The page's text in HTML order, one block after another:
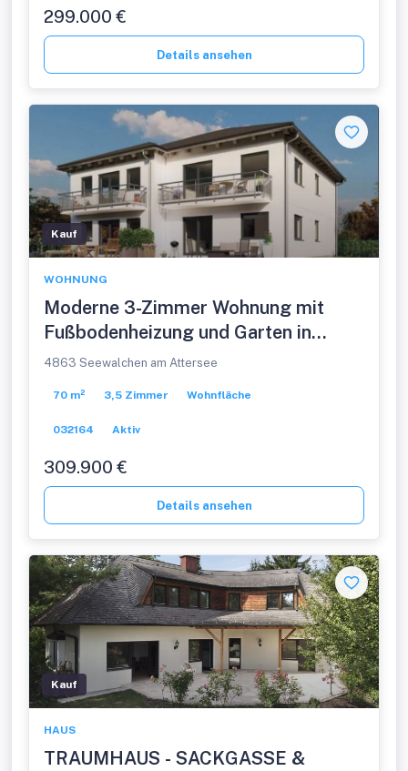
299.000 €
Details ansehen
Kauf
WOHNUNG
Moderne 3-Zimmer Wohnung mit
Fußbodenheizung und Garten in
Rosenau!
4863 Seewalchen am Attersee
70 m² 3,5 Zimmer Wohnfläche
032164 Aktiv
309.900 €
Details ansehen
Kauf
HAUS
TRAUMHAUS - SACKGASSE &